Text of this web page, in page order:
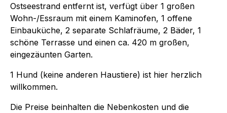
Ostseestrand entfernt ist, verfügt über 1 großen
Wohn-/Essraum mit einem Kaminofen, 1 offene
Einbauküche, 2 separate Schlafräume, 2 Bäder, 1
schöne Terrasse und einen ca. 420 m großen,
eingezäunten Garten.
1 Hund (keine anderen Haustiere) ist hier herzlich
willkommen.
Die Preise beinhalten die Nebenkosten und die